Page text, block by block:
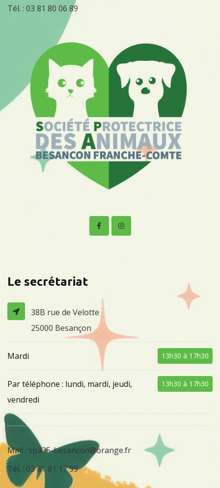
Tél. : 03 81 80 06 89
Le secrétariat
38B rue de Velotte
25000 Besançon
Mardi 13h30 à 17h30
Par téléphone : lundi, mardi, jeudi,
vendredi
13h30 à 17h30
Mail : spa25-besancon@orange.fr
Tél. : 03 81 81 17 99